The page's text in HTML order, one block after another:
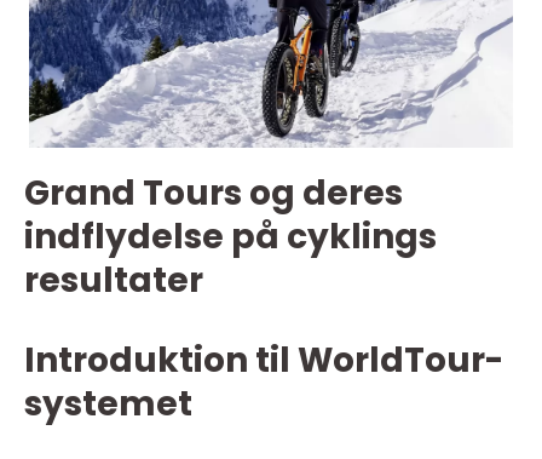
Grand Tours og deres
indflydelse på cyklings
resultater
Introduktion til WorldTour-
systemet